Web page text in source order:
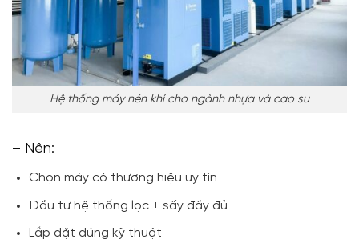
Hệ thống máy nén khí cho ngành nhựa và cao su
– Nên:
Chọn máy có thương hiệu uy tín
Đầu tư hệ thống lọc + sấy đầy đủ
Lắp đặt đúng kỹ thuật